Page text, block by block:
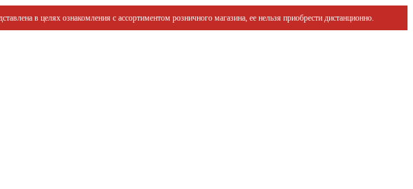
в целях ознакомления с ассортиментом розничного магазина, ее нельзя приобрести дистанционно.